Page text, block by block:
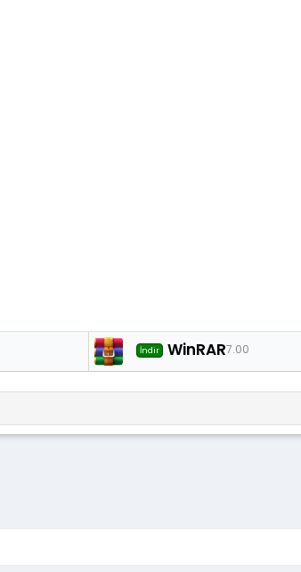
İndir WinRAR7.00